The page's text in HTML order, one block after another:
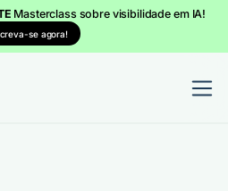
Masterclass sobre visibilidade em IA!
se agora!